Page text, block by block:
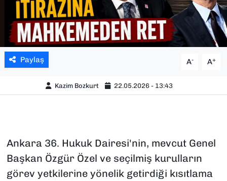
Paylaş A- A+
Kazim Bozkurt 22.05.2026 - 13:43
Ankara 36. Hukuk Dairesi'nin, mevcut Genel
Başkan Özgür Özel ve seçilmiş kurulların
görev yetkilerine yönelik getirdiği kısıtlama